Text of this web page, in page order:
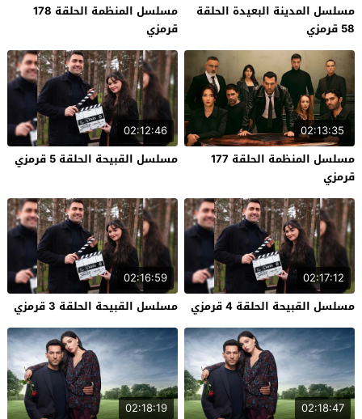
مسلسل المدينة البعيدة الحلقة
58 قرمزي
مسلسل المنظمة الحلقة 178
قرمزي
02:13:35
مسلسل المنظمة الحلقة 177
قرمزي
02:12:46
مسلسل القبيحة الحلقة 5 قرمزي
02:17:12
مسلسل القبيحة الحلقة 4 قرمزي
02:16:59
مسلسل القبيحة الحلقة 3 قرمزي
02:18:47
02:18:19